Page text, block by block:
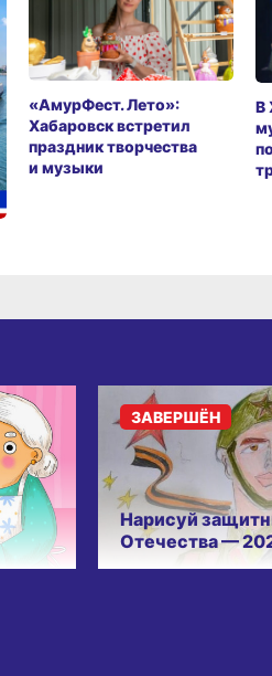
«АмурФест. Лето»:
Хабаровск встретил
праздник творчества
и музыки
В
Нарисуй
Отечества —
ЗАВЕРШЁН